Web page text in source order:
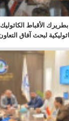
الأقباط
لبحث آفاق